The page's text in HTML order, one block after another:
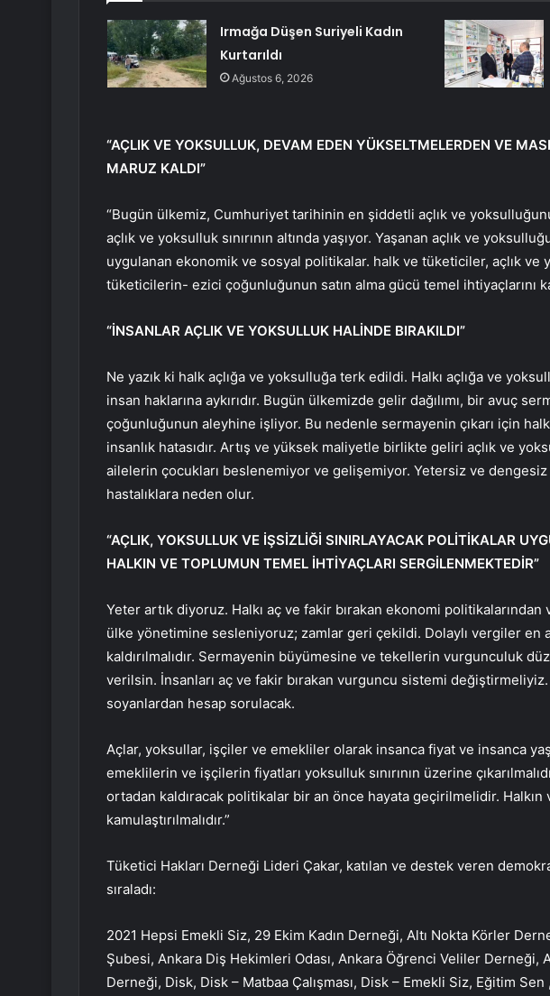
Irmağa Düşen Suriyeli Kadın
Kurtarıldı
Ağustos 6, 2026
“AÇLIK VE YOKSULLUK, DEVAM EDEN YÜKSELTMELERDEN VE
MARUZ KALDI”
“Bugün ülkemiz, Cumhuriyet tarihinin en şiddetli açlık ve
açlık ve yoksulluk sınırının altında yaşıyor. Yaşanan açlık ve
uygulanan ekonomik ve sosyal politikalar. halk ve tüketiciler, açlık ve
tüketicilerin- ezici çoğunluğunun satın alma gücü temel ihtiyaçlarını
“İNSANLAR AÇLIK VE YOKSULLUK HALİNDE BIRAKILDI”
Ne yazık ki halk açlığa ve yoksulluğa terk edildi. Halkı açlığa ve
insan haklarına aykırıdır. Bugün ülkemizde gelir dağılımı, bir avuç
çoğunluğunun aleyhine işliyor. Bu nedenle sermayenin çıkarı için
insanlık hatasıdır. Artış ve yüksek maliyetle birlikte geliri açlık ve
ailelerin çocukları beslenemiyor ve gelişemiyor. Yetersiz ve dengesiz
hastalıklara neden olur.
“AÇLIK, YOKSULLUK VE İŞSİZLİĞİ SINIRLAYACAK POLİTİKALAR
HALKIN VE TOPLUMUN TEMEL İHTİYAÇLARI SERGİLENMEKTEDİR”
Yeter artık diyoruz. Halkı aç ve fakir bırakan ekonomi
ülke yönetimine sesleniyoruz; zamlar geri çekildi. Dolaylı vergiler
kaldırılmalıdır. Sermayenin büyümesine ve tekellerin vurgunculuk
verilsin. İnsanları aç ve fakir bırakan vurguncu sistemi
soyanlardan hesap sorulacak.
Açlar, yoksullar, işçiler ve emekliler olarak insanca fiyat ve insanca
emeklilerin ve işçilerin fiyatları yoksulluk sınırının üzerine
ortadan kaldıracak politikalar bir an önce hayata geçirilmelidir. Halkın
kamulaştırılmalıdır.”
Tüketici Hakları Derneği Lideri Çakar, katılan ve destek veren
sıraladı:
2021 Hepsi Emekli Siz, 29 Ekim Kadın Derneği, Altı Nokta Körler
Şubesi, Ankara Diş Hekimleri Odası, Ankara Öğrenci Veliler Derneği,
Derneği, Disk, Disk – Matbaa Çalışması, Disk – Emekli Siz, Eğitim